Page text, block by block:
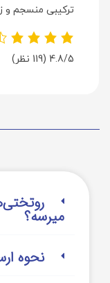
ترکیبی منسجم و
4.8/5 (119 نظر)
میرسه؟
نحوه